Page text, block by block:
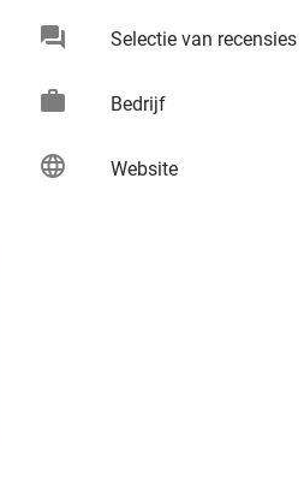
chat Selectie van recensies
work Bedrijf
language Website